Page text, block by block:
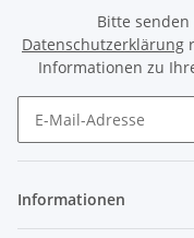
Bitte
Datenschutzerklärung
Informationen zu
Informationen